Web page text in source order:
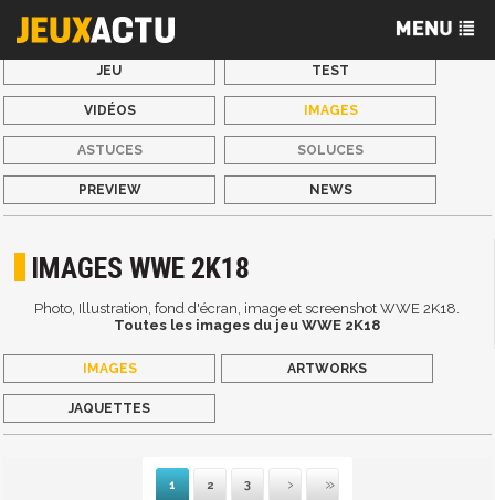
JEU TEST
VIDÉOS IMAGES
ASTUCES SOLUCES
PREVIEW NEWS
IMAGES WWE 2K18
Photo, Illustration, fond d'écran, image et screenshot WWE 2K18.
Toutes les images du jeu WWE 2K18
IMAGES ARTWORKS
JAQUETTES
1 2 3
Suivante
Dernière